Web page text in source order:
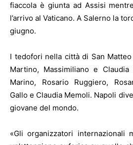
fiaccola è giunta ad Assisi
l’arrivo al Vaticano. A Salerno la
giugno.
I tedofori nella città di San
Martino, Massimiliano e Claudia
Marino, Rosario Ruggiero,
Gallo e Claudia Memoli. Napoli
giovane del mondo.
«Gli organizzatori internazionali